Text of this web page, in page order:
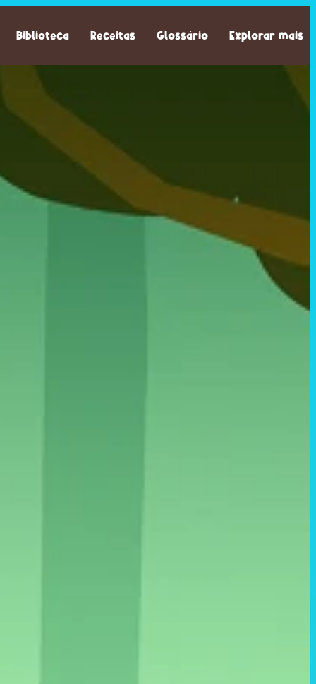
Biblioteca Receitas Glossário Explorar mais